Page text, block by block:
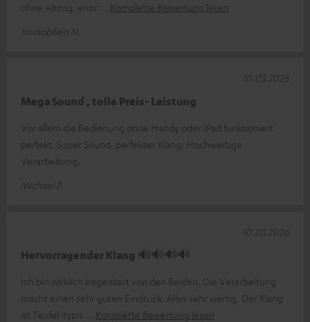
ohne Abzug, enor
Komplette Bewertung lesen
Immobilien N.
Mega Sound , tolle Preis- Leistung
Vor allem die Bedienung ohne Handy oder IPad funktioniert
perfekt. Super Sound, perfekter Klang. Hochwertige
Verarbeitung.
Michael P.
10.03.2026
Hervorragender Klang 🔊🔊🔊🔊
Ich bin wirklich begeistert von den Beiden. Die Verarbeitung
macht einen sehr guten Eindruck. Alles sehr wertig. Der Klang
ist Teufel-typis
Komplette Bewertung lesen
10.03.2026